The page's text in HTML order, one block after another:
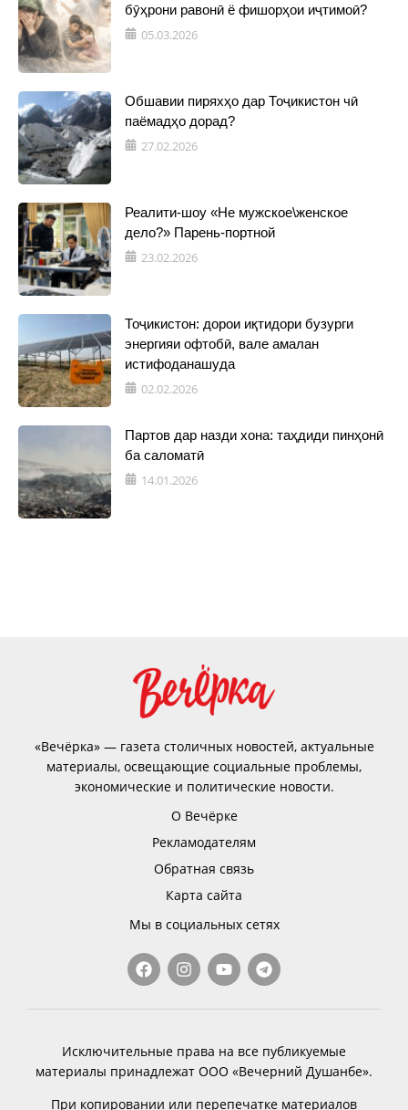
бӯҳрони равонӣ ё фишорҳои иҷтимоӣ?
05.03.2026
Обшавии пиряхҳо дар Тоҷикистон чӣ
паёмадҳо дорад?
27.02.2026
Реалити-шоу «Не мужское\женское
дело?» Парень-портной
23.02.2026
Тоҷикистон: дорои иқтидори бузурги
энергияи офтобӣ, вале амалан
истифоданашуда
02.02.2026
Партов дар назди хона: таҳдиди пинҳонӣ
ба саломатӣ
14.01.2026
«Вечёрка» — газета столичных новостей, актуальные
материалы, освещающие социальные проблемы,
экономические и политические новости.
О Вечёрке
Рекламодателям
Обратная связь
Карта сайта
Мы в социальных сетях
Исключительные права на все публикуемые
материалы принадлежат ООО «Вечерний Душанбе».
При копировании или перепечатке материалов